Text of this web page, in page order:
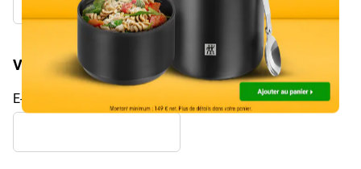
Vos coordonnées
E-mail